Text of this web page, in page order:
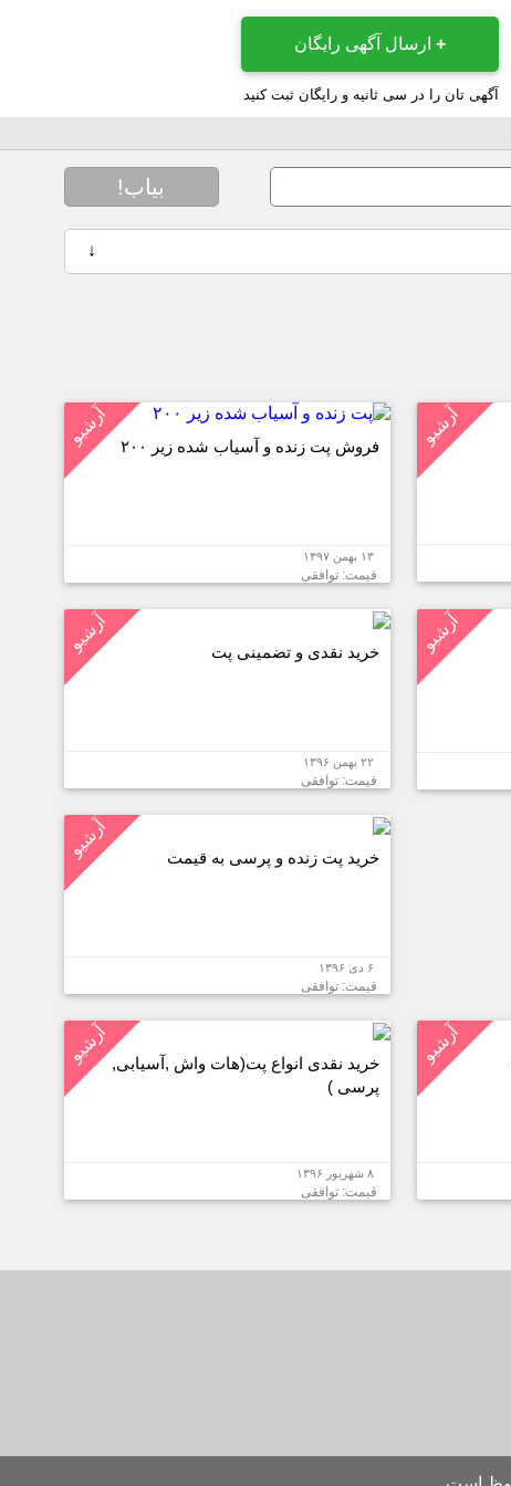
+ارسال آگهی رایگان
آگهی تان را در سی ثانیه و رایگان ثبت کنید
بیاب!
↓
آرشیو آرشیو فروش پت زنده و آسیاب شده زیر ۲۰۰
۱۳ بهمن ۱۳۹۷
قیمت: توافقی
آرشیو آرشیو خرید نقدی و تضمینی پت
۲۲ بهمن ۱۳۹۶
قیمت: توافقی
آرشیو خرید پت زنده و پرسی به قیمت
۶ دی ۱۳۹۶
قیمت: توافقی
آرشیو آرشیو خرید نقدی انواع پت(هات واش ,آسیابی,
پرسی )
۸ شهریور ۱۳۹۶
قیمت: توافقی